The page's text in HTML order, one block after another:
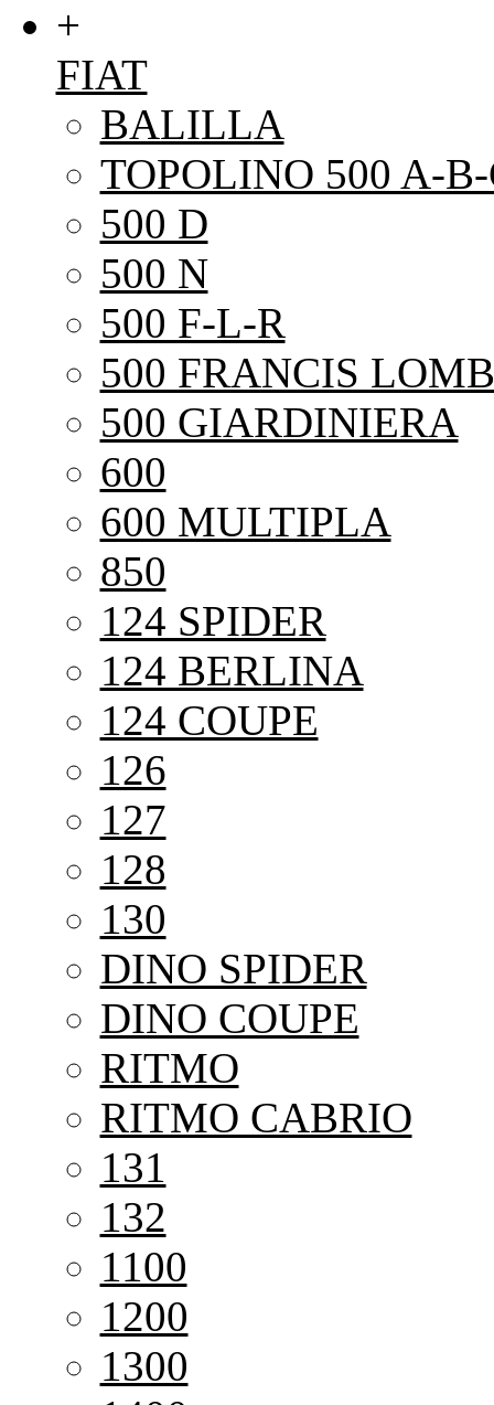
+
FIAT
BALILLA
TOPOLINO 500 A-
500 D
500 N
500 F-L-R
500 FRANCIS
500 GIARDINIERA
600
600 MULTIPLA
850
124 SPIDER
124 BERLINA
124 COUPE
126
127
128
130
DINO SPIDER
DINO COUPE
RITMO
RITMO CABRIO
131
132
1100
1200
1300